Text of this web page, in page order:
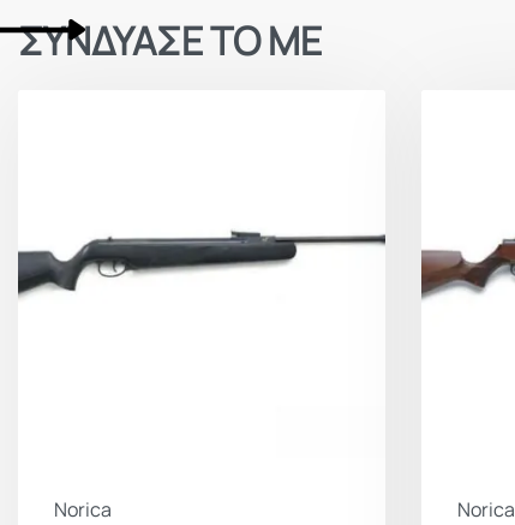
ΣΥΝΔΥΑΣΕ ΤΟ ΜΕ
Norica
Norica